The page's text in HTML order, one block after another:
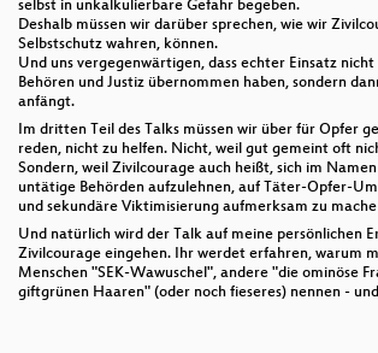
selbst in unkalkulierbare Gefahr begeben.
Deshalb müssen wir darüber sprechen, wie wir
Selbstschutz wahren, können.
Und uns vergegenwärtigen, dass echter Einsatz
Behören und Justiz übernommen haben, sondern
anfängt.
Im dritten Teil des Talks müssen wir über für Opfer
reden, nicht zu helfen. Nicht, weil gut gemeint oft
Sondern, weil Zivilcourage auch heißt, sich im
untätige Behörden aufzulehnen, auf Täter-Opfer-
und sekundäre Viktimisierung aufmerksam zu
Und natürlich wird der Talk auf meine persönlichen
Zivilcourage eingehen. Ihr werdet erfahren, warum
Menschen "SEK-Wawuschel", andere "die ominöse
giftgrünen Haaren" (oder noch fieseres) nennen -